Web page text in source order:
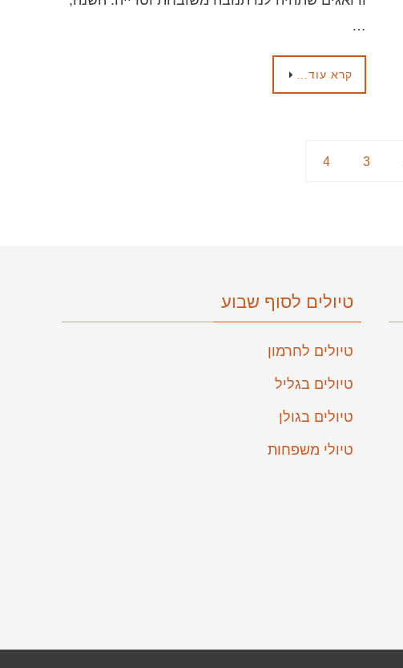
…
קרא עוד…
3
4
טיולים לסוף שבוע
טיולים לחרמון
טיולים בגליל
טיולים בגולן
טיולי משפחות